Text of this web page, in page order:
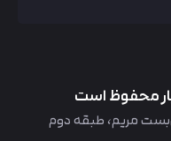
محفوظ است
مریم، طبقه دوم